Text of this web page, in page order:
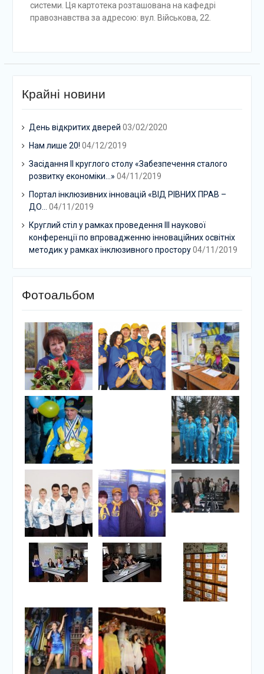
системи. Ця картотека розташована на кафедрі
правознавства за адресою: вул. Військова, 22.
Крайні новини
День відкритих дверей 03/02/2020
Нам лише 20! 04/12/2019
Засідання ІІ круглого столу «Забезпечення сталого
розвитку економіки…» 04/11/2019
Портал інклюзивних інновацій «ВІД РІВНИХ ПРАВ –
ДО…
04/11/2019
Круглий стіл у рамках проведення ІІІ наукової
конференції по впровадженню інноваційних освітніх
методик у рамках інклюзивного простору 04/11/2019
Фотоальбом